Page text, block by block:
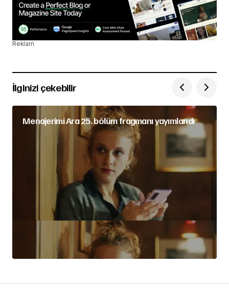
Reklam
İlginizi çekebilir
Menajerimi Ara 25. bölüm fragmanı yayımlandı